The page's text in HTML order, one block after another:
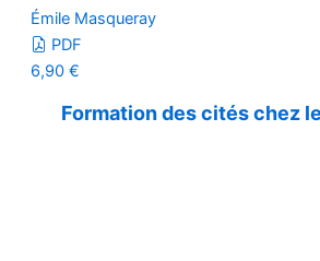
Émile Masqueray
PDF
6,90 €
Formation des cités chez